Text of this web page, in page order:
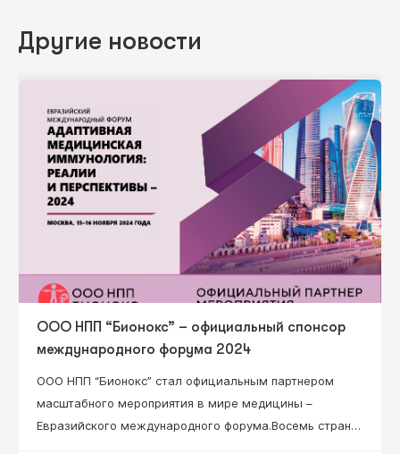
Другие новости
ООО НПП “Бионокс” – официальный спонсор
международного форума 2024
ООО НПП “Бионокс” стал официальным партнером
масштабного мероприятия в мире медицины –
Евразийского международного форума.Восемь стран